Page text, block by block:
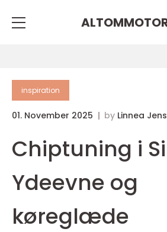
inspiration
01. November 2025 by Linnea
Chiptuning i
Ydeevne og
køreglæde